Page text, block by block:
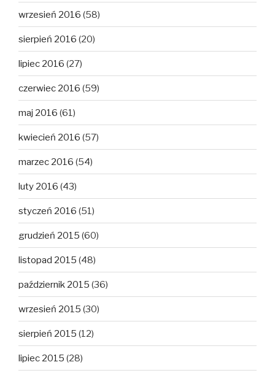
wrzesień 2016 (58)
sierpień 2016 (20)
lipiec 2016 (27)
czerwiec 2016 (59)
maj 2016 (61)
kwiecień 2016 (57)
marzec 2016 (54)
luty 2016 (43)
styczeń 2016 (51)
grudzień 2015 (60)
listopad 2015 (48)
październik 2015 (36)
wrzesień 2015 (30)
sierpień 2015 (12)
lipiec 2015 (28)